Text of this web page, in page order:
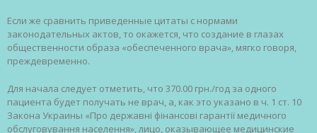
Если же сравнить приведенные цитаты с нормами
законодательных актов, то окажется, что создание в глазах
общественности образа «обеспеченного врача», мягко говоря,
преждевременно.
Для начала следует отметить, что 370.00 грн./год за одного
пациента будет получать не врач, а, как это указано в ч. 1 ст. 10
Закона Украины «Про державні фінансові гарантії медичного
обслуговування населення», лицо, оказывающее медицинские